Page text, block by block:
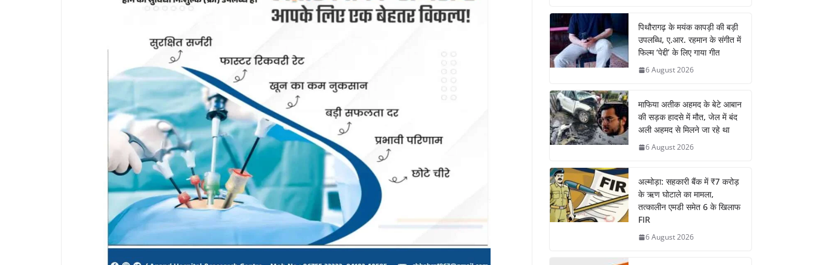
पिथौरागढ़ के मयंक कापड़ी की बड़ी
उपलब्धि, ए.आर. रहमान के संगीत में
फिल्म ‘पेद्दी’ के लिए गाया गीत
6 August 2026
माफिया अतीक अहमद के बेटे आबान
की सड़क हादसे में मौत, जेल में बंद
अली अहमद से मिलने जा रहे था
6 August 2026
अल्मोड़ा: सहकारी बैंक में ₹7 करोड़
के ऋण घोटाले का मामला,
तत्कालीन एमडी समेत 6 के खिलाफ
FIR
6 August 2026